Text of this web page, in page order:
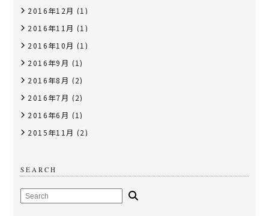
2016年12月 (1)
2016年11月 (1)
2016年10月 (1)
2016年9月 (1)
2016年8月 (2)
2016年7月 (2)
2016年6月 (1)
2015年11月 (2)
SEARCH